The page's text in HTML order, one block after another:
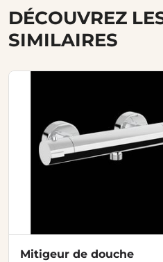
DÉCOUVREZ
SIMILAIRES
Mitigeur de douche